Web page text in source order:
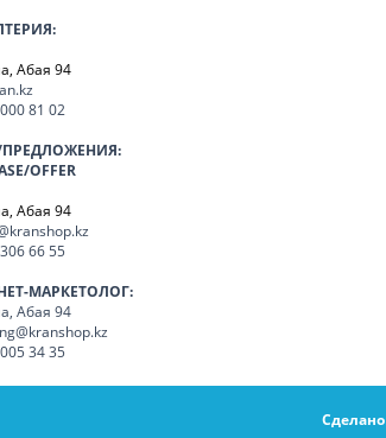
Абая 94
81 02
OFFER
Абая 94
66 55
МАРКЕТОЛОГ:
Абая 94
34 35
Сделано